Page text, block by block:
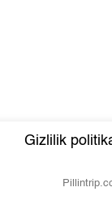
Gizlilik